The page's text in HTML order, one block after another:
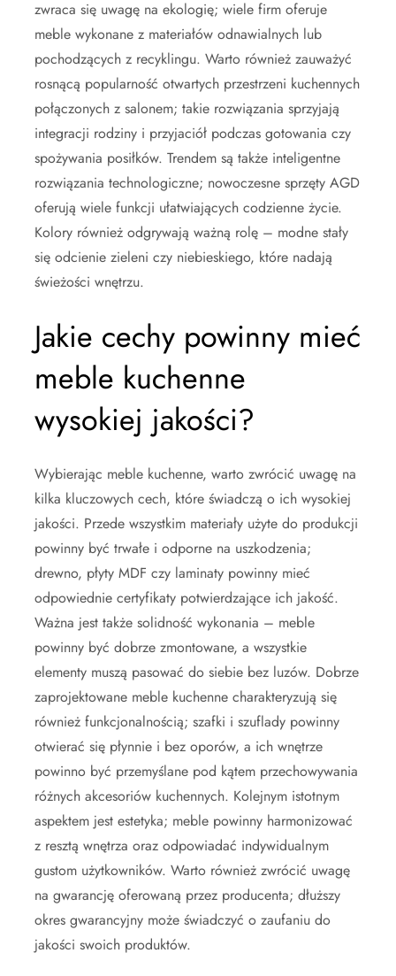
zwraca się uwagę na ekologię; wiele firm oferuje
meble wykonane z materiałów odnawialnych lub
pochodzących z recyklingu. Warto również zauważyć
rosnącą popularność otwartych przestrzeni kuchennych
połączonych z salonem; takie rozwiązania sprzyjają
integracji rodziny i przyjaciół podczas gotowania czy
spożywania posiłków. Trendem są także inteligentne
rozwiązania technologiczne; nowoczesne sprzęty AGD
oferują wiele funkcji ułatwiających codzienne życie.
Kolory również odgrywają ważną rolę – modne stały
się odcienie zieleni czy niebieskiego, które nadają
świeżości wnętrzu.
Jakie cechy powinny mieć
meble kuchenne
wysokiej jakości?
Wybierając meble kuchenne, warto zwrócić uwagę na
kilka kluczowych cech, które świadczą o ich wysokiej
jakości. Przede wszystkim materiały użyte do produkcji
powinny być trwałe i odporne na uszkodzenia;
drewno, płyty MDF czy laminaty powinny mieć
odpowiednie certyfikaty potwierdzające ich jakość.
Ważna jest także solidność wykonania – meble
powinny być dobrze zmontowane, a wszystkie
elementy muszą pasować do siebie bez luzów. Dobrze
zaprojektowane meble kuchenne charakteryzują się
również funkcjonalnością; szafki i szuflady powinny
otwierać się płynnie i bez oporów, a ich wnętrze
powinno być przemyślane pod kątem przechowywania
różnych akcesoriów kuchennych. Kolejnym istotnym
aspektem jest estetyka; meble powinny harmonizować
z resztą wnętrza oraz odpowiadać indywidualnym
gustom użytkowników. Warto również zwrócić uwagę
na gwarancję oferowaną przez producenta; dłuższy
okres gwarancyjny może świadczyć o zaufaniu do
jakości swoich produktów.